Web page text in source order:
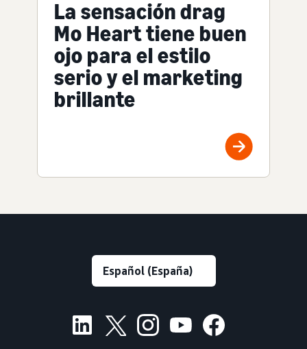
La sensación drag
Mo Heart tiene buen
ojo para el estilo
serio y el marketing
brillante